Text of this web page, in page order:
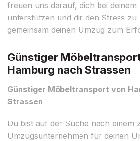
freuen uns darauf, dich bei deinem
unterstützen und dir den Stress zu
gemeinsam deinen Umzug zum
Günstiger
Hamburg nach Strassen
Günstiger Möbeltransport von
Strassen
Du bist auf der Suche nach einem
Umzugsunternehmen für deinen